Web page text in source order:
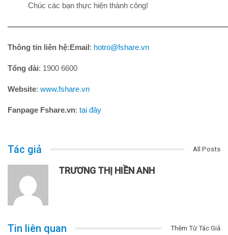
Chúc các bạn thực hiện thành công!
Thông tin liên hệ:Email: hotro@fshare.vn
Tổng đài: 1900 6600
Website: www.fshare.vn
Fanpage Fshare.vn: tại đây
Tác giả All Posts
TRƯƠNG THỊ HIỀN ANH
Tin liên quan Thêm Từ Tác Giả